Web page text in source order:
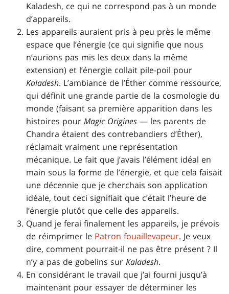
Kaladesh, ce qui ne correspond pas à un monde
d’appareils.
Les appareils auraient pris à peu près le même
espace que l’énergie (ce qui signifie que nous
n’aurions pas mis les deux dans la même
extension) et l’énergie collait pile-poil pour
Kaladesh. L’ambiance de l’Éther comme ressource,
qui définit une grande partie de la cosmologie du
monde (faisant sa première apparition dans les
histoires pourMagic Origines — les parents de
Chandra étaient des contrebandiers d’Éther),
réclamait vraiment une représentation
mécanique. Le fait que j’avais l’élément idéal en
main sous la forme de l’énergie, et que cela faisait
une décennie que je cherchais son application
idéale, tout ceci signifiait que c’était l’heure de
l’énergie plutôt que celle des appareils.
Quand je ferai finalement les appareils, je prévois
de réimprimer le Patron fouaillevapeur. Je veux
dire, comment pourrait-il ne pas être présent ? Il
n’y a pas de gobelins surKaladesh.
En considérant le travail que j’ai fourni jusqu’à
maintenant pour essayer de déterminer les